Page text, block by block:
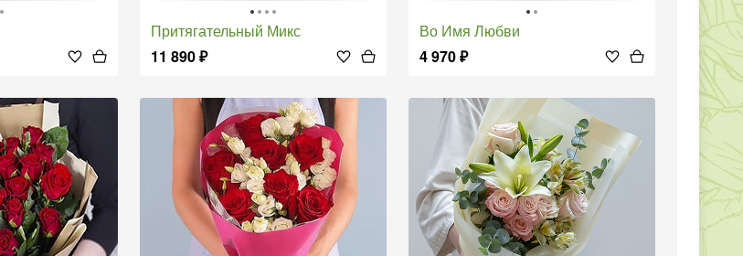
Притягательный Микс
11 890₽
Во Имя Любви
4 970₽